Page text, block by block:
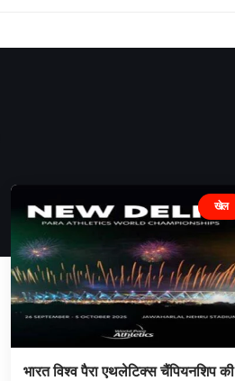
खेल
भारत विश्व पैरा एथलेटिक्स चैंपियनशिप की